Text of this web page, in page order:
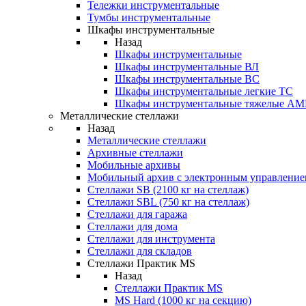
Тележки инструментальные
Тумбы инструментальные
Шкафы инструментальные
Назад
Шкафы инструментальные
Шкафы инструментальные ВЛ
Шкафы инструментальные ВС
Шкафы инструментальные легкие ТС
Шкафы инструментальные тяжелые
Металлические стеллажи
Назад
Металлические стеллажи
Архивные стеллажи
Мобильные архивы
Мобильный архив с электронным
Стеллажи SB (2100 кг на стеллаж)
Стеллажи SBL (750 кг на стеллаж)
Стеллажи для гаража
Стеллажи для дома
Стеллажи для инструмента
Стеллажи для складов
Стеллажи Практик MS
Назад
Стеллажи Практик MS
MS Hard (1000 кг на секцию)